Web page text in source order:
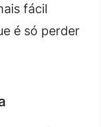
fácil
é só perder